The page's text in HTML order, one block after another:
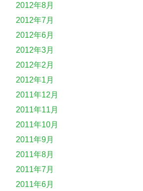
2012年8月
2012年7月
2012年6月
2012年3月
2012年2月
2012年1月
2011年12月
2011年11月
2011年10月
2011年9月
2011年8月
2011年7月
2011年6月